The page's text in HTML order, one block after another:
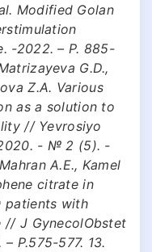
Modified Golan
-2022. – Р. 885-
G.D.,
Z.A. Various
as a solution to
// Yevrosiyo
- № 2 (5). -
А.E., Kаmel
citrаte in
pаtients with
// J GynecolObstet
P.575-577. 13.